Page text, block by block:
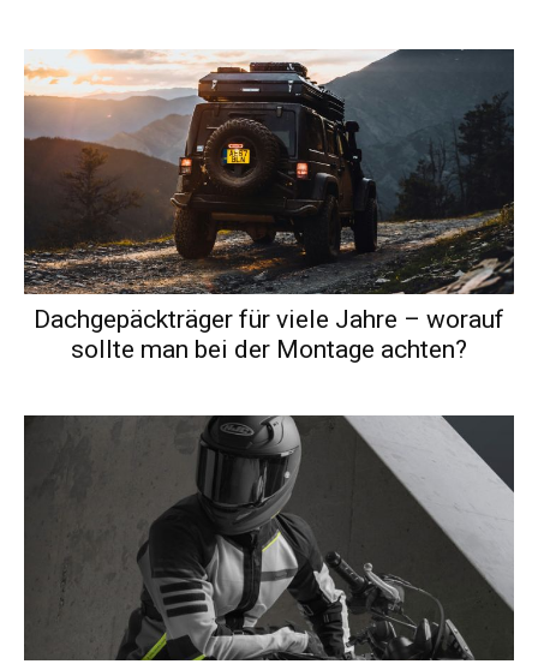
Dachgepäckträger für viele Jahre – worauf
sollte man bei der Montage achten?